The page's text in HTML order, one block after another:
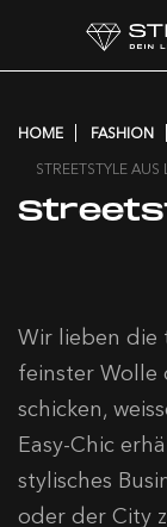
HOME FASHION
STREETSTYLE
Wir lieben die
feinster Wolle
schicken,
Easy-Chic
stylisches
oder der City